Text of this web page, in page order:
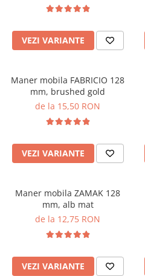
VEZI VARIANTE
Maner mobila FABRICIO 128
mm, brushed gold
de la 15,50 RON
VEZI VARIANTE
Maner mobila ZAMAK 128
mm, alb mat
de la 12,75 RON
VEZI VARIANTE